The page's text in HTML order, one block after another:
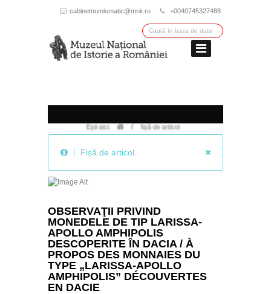
cabinetnumismatic@mnir.ro +0040745327488
Ești aici: / fișă de articol
Fișă de articol.
OBSERVAŢII PRIVIND
MONEDELE DE TIP LARISSA-
APOLLO AMPHIPOLIS
DESCOPERITE ÎN DACIA / À
PROPOS DES MONNAIES DU
TYPE „LARISSA-APOLLO
AMPHIPOLIS” DÉCOUVERTES
EN DACIE